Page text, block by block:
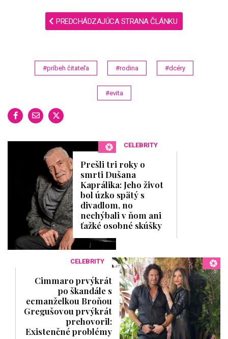
PREDCHÁDZAJÚCA STRANA ČLÁNKU
#príbeh čitateľa #rodina #dcéry
#evita
CELEBRITY
Prešli tri roky o
smrti Dušana
Kaprálika: Jeho život
bol úzko spätý s
divadlom, no
nechýbali v ňom ani
ťažké osobné skúšky
CELEBRITY
Cimmaro prvýkrát
po škandále s
ecmanželkou Broňou
Gregušovou prvýkrát
prehovoril:
Existenčné problémy